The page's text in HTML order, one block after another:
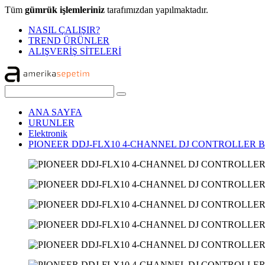
Tüm gümrük işlemleriniz tarafımızdan yapılmaktadır.
NASIL ÇALIŞIR?
TREND ÜRÜNLER
ALIŞVERİŞ SİTELERİ
ANA SAYFA
URUNLER
Elektronik
PIONEER DDJ-FLX10 4-CHANNEL DJ CONTROLLER